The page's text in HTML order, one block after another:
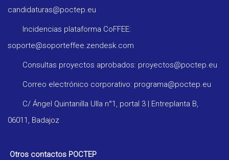
candidaturas@poctep.eu
Incidencias plataforma CoFFEE:
soporte@soporteffee.zendesk.com
Consultas proyectos aprobados: proyectos@poctep.eu
Correo electrónico corporativo: programa@poctep.eu
C/ Ángel Quintanilla Ulla n°1, portal 3 | Entreplanta B,
06011, Badajoz
Otros contactos POCTEP